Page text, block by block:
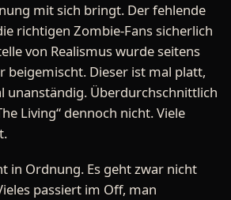
mit sich bringt. Der fehlende
richtigen Zombie-Fans sicherlich
von Realismus wurde seitens
beigemischt. Dieser ist mal platt,
unanständig. Überdurchschnittlich
Living“ dennoch nicht. Viele
in Ordnung. Es geht zwar nicht
passiert im Off, man